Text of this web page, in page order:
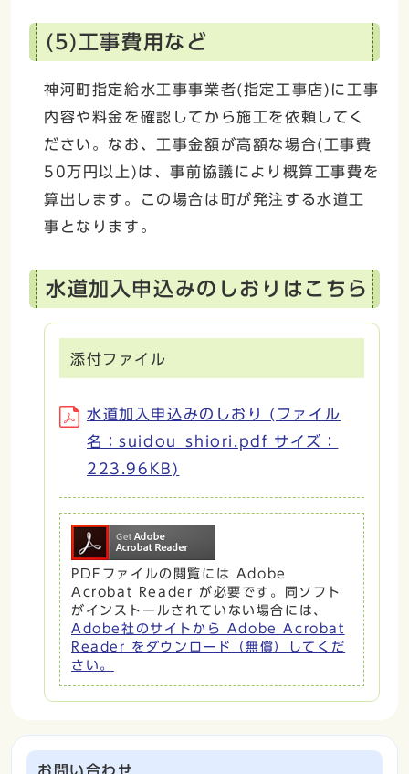
(5)工事費用など
神河町指定給水工事事業者(指定工事店)に工事
内容や料金を確認してから施工を依頼してく
ださい。なお、工事金額が高額な場合(工事費
50万円以上)は、事前協議により概算工事費を
算出します。この場合は町が発注する水道工
事となります。
水道加入申込みのしおりはこちら
添付ファイル
水道加入申込みのしおり (ファイル
名：suidou_shiori.pdf サイズ：
223.96KB)
PDFファイルの閲覧には Adobe
Acrobat Reader が必要です。同ソフト
がインストールされていない場合には、
Adobe社のサイトから Adobe Acrobat
Reader をダウンロード（無償）してくだ
さい。
お問い合わせ